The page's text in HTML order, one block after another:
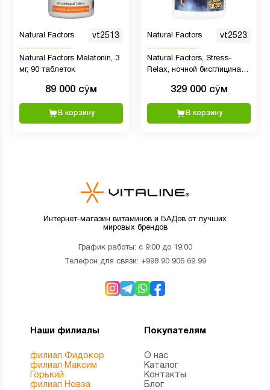
Natural Factors vt2513
Natural Factors Melatonin, 3
мг, 90 таблеток
89 000 сӯм
В корзину
Natural Factors vt2523
Natural Factors, Stress-
Relax, ночной бисглицинат
мелатонином, ГАМК и L-
теанином, 120 г (4,23 унции)
329 000 сӯм
В корзину
Интернет-магазин витаминов и БАДов от лучших
мировых брендов
График работы: с 9:00 до 19:00
Телефон для связи: +998 90 906 69 99
Наши филиалы
филиал Фидокор
филиал Максим
Горький
филиал Новза
Покупателям
О нас
Каталог
Контакты
Блог